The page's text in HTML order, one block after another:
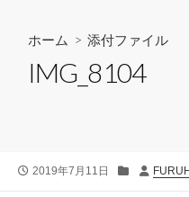
ホーム > 添付ファイル
IMG_8104
公
2019年7月11日
投